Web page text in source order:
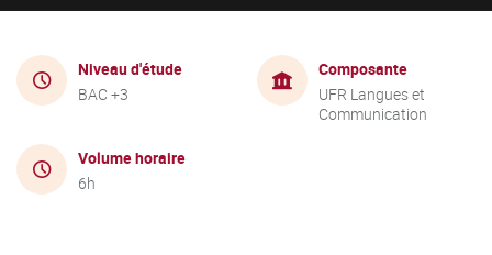
Niveau d'étude
BAC +3
Composante
UFR Langues et
Communication
Volume horaire
6h